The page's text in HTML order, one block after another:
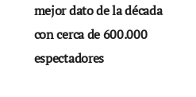
mejor dato de la década
con cerca de 600.000
espectadores